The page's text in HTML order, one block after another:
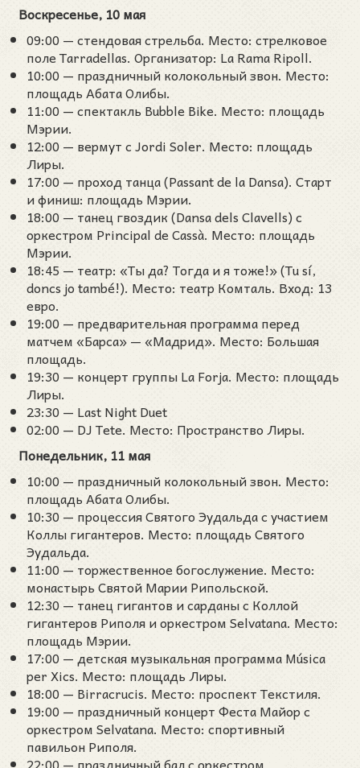
Воскресенье, 10 мая
09:00 — стендовая стрельба. Место: стрелковое
поле Tarradellas. Организатор: La Rama Ripoll.
10:00 — праздничный колокольный звон. Место:
площадь Абата Олибы.
11:00 — спектакль Bubble Bike. Место: площадь
Мэрии.
12:00 — вермут с Jordi Soler. Место: площадь
Лиры.
17:00 — проход танца (Passant de la Dansa). Старт
и финиш: площадь Мэрии.
18:00 — танец гвоздик (Dansa dels Clavells) с
оркестром Principal de Cassà. Место: площадь
Мэрии.
18:45 — театр: «Ты да? Тогда и я тоже!» (Tu sí,
doncs jo també!). Место: театр Комталь. Вход: 13
евро.
19:00 — предварительная программа перед
матчем «Барса» — «Мадрид». Место: Большая
площадь.
19:30 — концерт группы La Forja. Место: площадь
Лиры.
23:30 — Last Night Duet
02:00 — DJ Tete. Место: Пространство Лиры.
Понедельник, 11 мая
10:00 — праздничный колокольный звон. Место:
площадь Абата Олибы.
10:30 — процессия Святого Эудальда с участием
Коллы гигантеров. Место: площадь Святого
Эудальда.
11:00 — торжественное богослужение. Место:
монастырь Святой Марии Рипольской.
12:30 — танец гигантов и сарданы с Коллой
гигантеров Риполя и оркестром Selvatana. Место:
площадь Мэрии.
17:00 — детская музыкальная программа Música
per Xics. Место: площадь Лиры.
18:00 — Birracrucis. Место: проспект Текстиля.
19:00 — праздничный концерт Феста Майор с
оркестром Selvatana. Место: спортивный
павильон Риполя.